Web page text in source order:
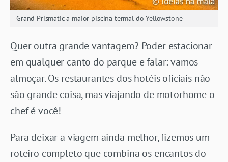
Grand Prismatic a maior piscina termal do Yellowstone
Quer outra grande vantagem? Poder estacionar
em qualquer canto do parque e falar: vamos
almoçar. Os restaurantes dos hotéis oficiais não
são grande coisa, mas viajando de motorhome o
chef é você!
Para deixar a viagem ainda melhor, fizemos um
roteiro completo que combina os encantos do